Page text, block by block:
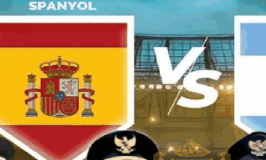
Ketua DPD GARPU Kota
(Suap) pada Pemilu & Pilpres 2024
Menurut Heikal, sosialisasi Gerakan Empat
oleh Ketua Dewan UKM Komite Wilayah